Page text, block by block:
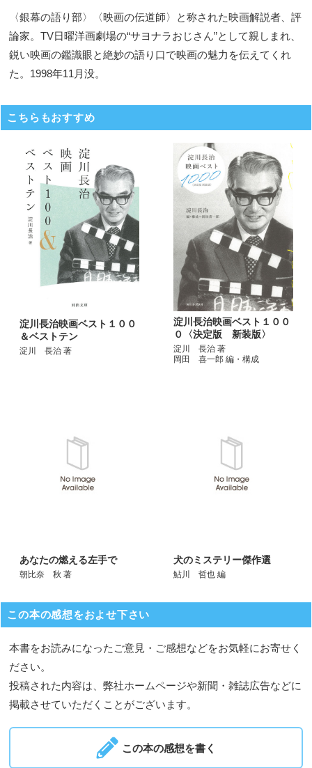
〈銀幕の語り部〉〈映画の伝道師〉と称された映画解説者、評
論家。TV日曜洋画劇場の“サヨナラおじさん”として親しまれ、
鋭い映画の鑑識眼と絶妙の語り口で映画の魅力を伝えてくれ
た。1998年11月没。
こちらもおすすめ
淀川長治映画ベスト１００
＆ベストテン
淀川 長治 著
淀川長治映画ベスト１００
０〈決定版 新装版〉
淀川 長治 著
岡田 喜一郎 編・構成
あなたの燃える左手で
朝比奈 秋 著
犬のミステリー傑作選
鮎川 哲也 編
この本の感想をおよせ下さい
本書をお読みになったご意見・ご感想などをお気軽にお寄せく
ださい。
投稿された内容は、弊社ホームページや新聞・雑誌広告などに
掲載させていただくことがございます。
この本の感想を書く